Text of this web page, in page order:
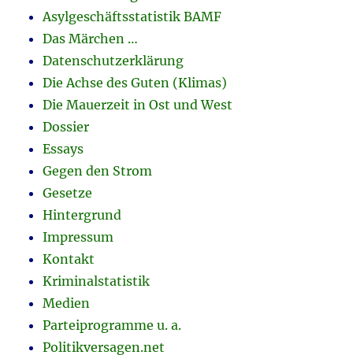
Asylgeschäftsstatistik BAMF
Das Märchen …
Datenschutzerklärung
Die Achse des Guten (Klimas)
Die Mauerzeit in Ost und West
Dossier
Essays
Gegen den Strom
Gesetze
Hintergrund
Impressum
Kontakt
Kriminalstatistik
Medien
Parteiprogramme u. a.
Politikversagen.net